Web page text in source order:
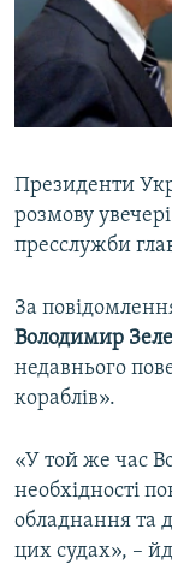
ВІДЕОУРОКИ
СВІДЧЕННЯ
УКРАЇНСЬКА
Русский
Qırımtatar
Президенти
розмову
пресслужби
За
Володимир
недавнього
кораблів».
«У той же час
необхідності
обладнання та
цих судах», –